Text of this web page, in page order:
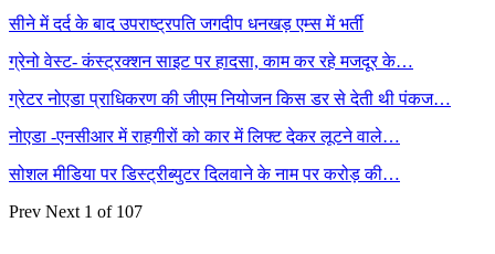
सीने में दर्द के बाद उपराष्ट्रपति जगदीप धनखड़ एम्स में भर्ती
ग्रेनो वेस्ट- कंस्ट्रक्शन साइट पर हादसा, काम कर रहे मजदूर के…
ग्रेटर नोएडा प्राधिकरण की जीएम नियोजन किस डर से देती थी पंकज…
नोएडा -एनसीआर में राहगीरों को कार में लिफ्ट देकर लूटने वाले…
सोशल मीडिया पर डिस्ट्रीब्युटर दिलवाने के नाम पर करोड़ की…
Prev Next 1 of 107